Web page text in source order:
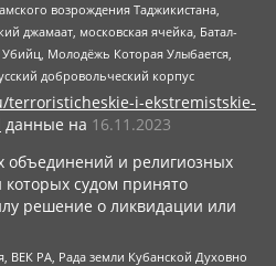
возрождения Таджикистана,
джамаат, московская ячейка, Батал-
Молодёжь Которая Улыбается,
добровольческий корпус
terroristicheskie-i-ekstremistskie-
данные на 16.11.2023
и религиозных
судом принято
решение о ликвидации или
ВЕК РА, Рада земли Кубанской Духовно